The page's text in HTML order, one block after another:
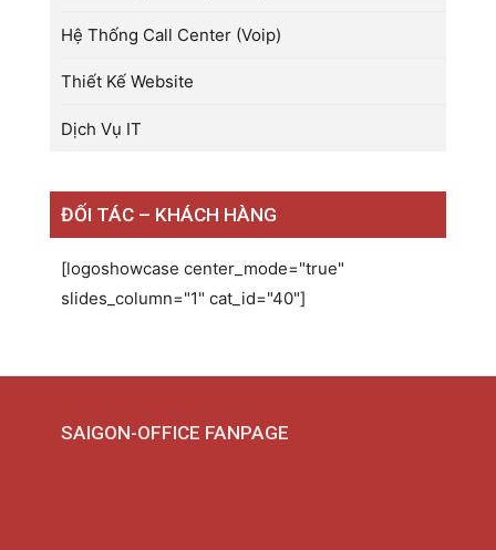
Hệ Thống Call Center (Voip)
Thiết Kế Website
Dịch Vụ IT
ĐỐI TÁC – KHÁCH HÀNG
[logoshowcase center_mode="true"
slides_column="1" cat_id="40"]
SAIGON-OFFICE FANPAGE